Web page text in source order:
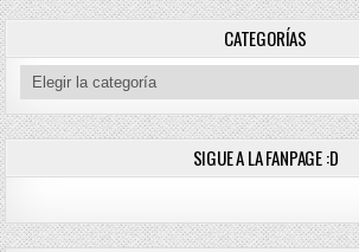
CATEGORÍAS
Categorías
SIGUE A LA FANPAGE :D